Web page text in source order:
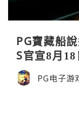
PG寶藏船
S官宣8月
PG电子游